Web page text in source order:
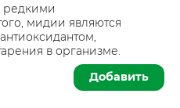
редкими
мидии являются
в организме.
Добавить